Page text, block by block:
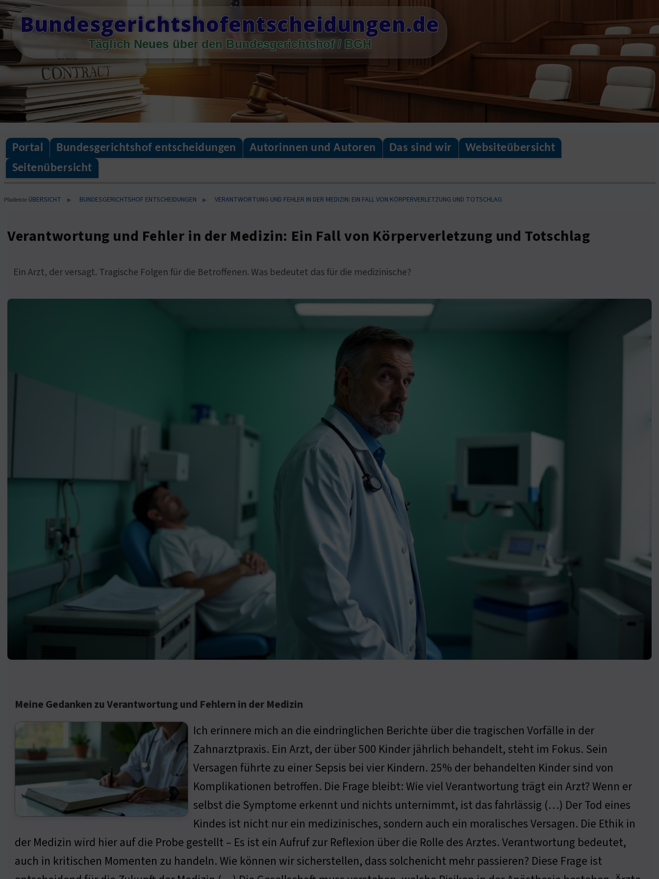
Skip
to
content
Bundesgerichtshofentscheidungen.de
Täglich Neues über den Bundesgerichtshof / BGH
Portal Bundesgerichtshof entscheidungen Autorinnen und Autoren Das sind wir
Websiteübersicht
Seitenübersicht
Pfadleiste ÜBERSICHT ▶ BUNDESGERICHTSHOF ENTSCHEIDUNGEN ▶ VERANTWORTUNG UND FEHLER IN DER MEDIZIN: EIN FALL VON KÖRPERVERLETZUNG UND TOTSCHLAG
Verantwortung und Fehler in der Medizin: Ein Fall von Körperverletzung und Totschlag
Ein Arzt, der versagt. Tragische Folgen für die Betroffenen. Was bedeutet das für die medizinische?
Meine Gedanken zu Verantwortung und Fehlern in der Medizin
Ich erinnere mich an die eindringlichen Berichte über die tragischen Vorfälle in der
Zahnarztpraxis. Ein Arzt, der über 500 Kinder jährlich behandelt, steht im Fokus. Sein
Versagen führte zu einer Sepsis bei vier Kindern. 25% der behandelten Kinder sind von
Komplikationen betroffen. Die Frage bleibt: Wie viel Verantwortung trägt ein Arzt? Wenn er
selbst die Symptome erkennt und nichts unternimmt, ist das fahrlässig (…) Der Tod eines
Kindes ist nicht nur ein medizinisches, sondern auch ein moralisches Versagen. Die Ethik in
der Medizin wird hier auf die Probe gestellt – Es ist ein Aufruf zur Reflexion über die Rolle des Arztes. Verantwortung bedeutet,
auch in kritischen Momenten zu handeln. Wie können wir sicherstellen, dass solchenicht mehr passieren? Diese Frage ist